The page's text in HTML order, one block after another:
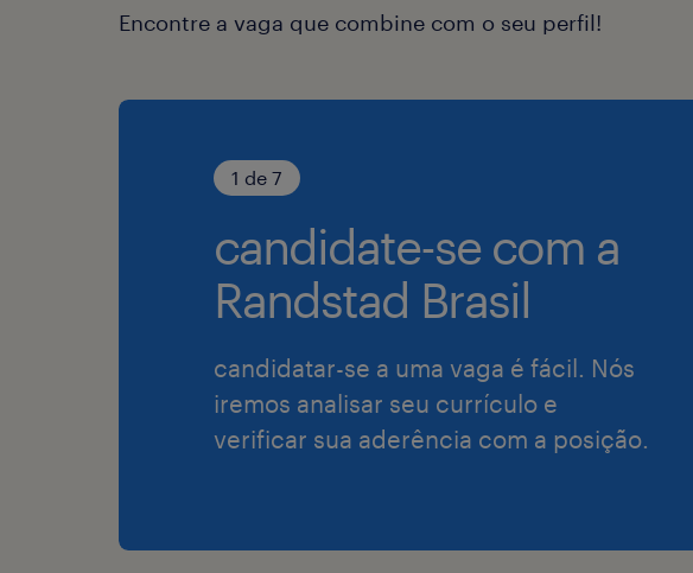
Encontre a vaga que combine com o seu perfil!
1 de 7
candidate-se com a
Randstad Brasil
candidatar-se a uma vaga é fácil. Nós
iremos analisar seu currículo e
verificar sua aderência com a posição.